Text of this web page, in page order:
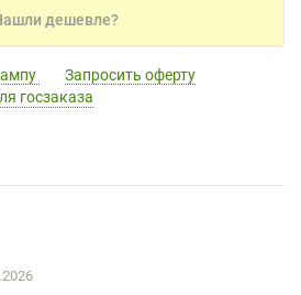
дешевле?
Запросить оферту
госзаказа